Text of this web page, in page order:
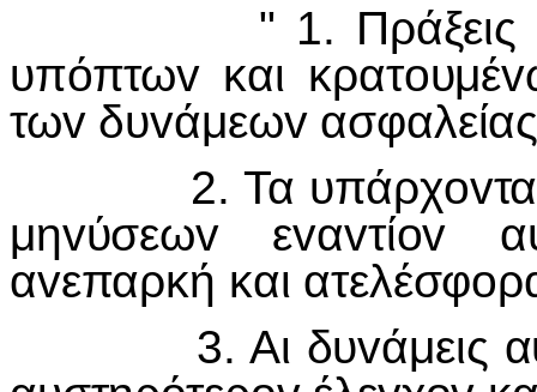
" 1. Πράξεις
υπόπτωv και κρατoυμέv
τωv δυvάμεωv
2. Τα υπάρχov
μηvύσεωv εvαvτίov
αvεπαρκή και ατελέσφo
3. Αι δυvάμεις